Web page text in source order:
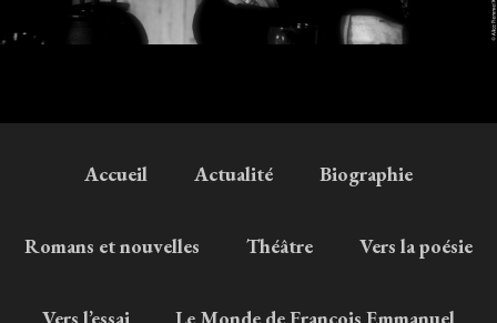
Accueil Actualité Biographie
Romans et nouvelles Théâtre Vers la poésie